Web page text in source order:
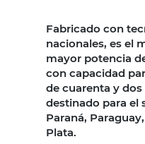
Fabricado con
nacionales, es el
mayor potencia
con capacidad
de cuarenta y dos
destinado para el
Paraná,
Plata.